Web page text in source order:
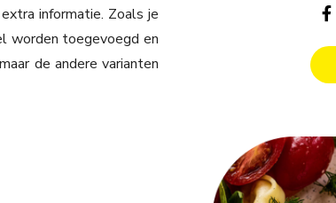
informatie. Zoals je
worden toegevoegd en
de andere varianten